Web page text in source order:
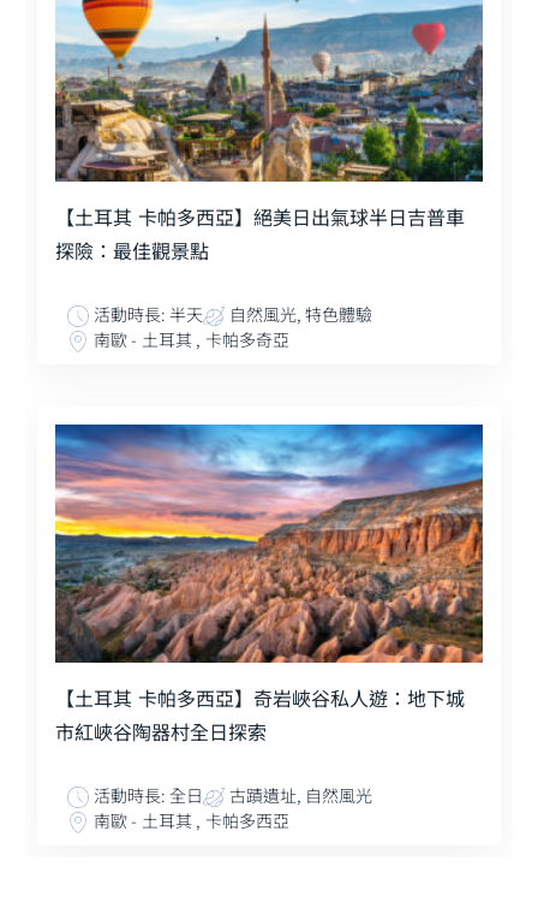
【土耳其 卡帕多西亞】絕美日出氣球半日吉普車
探險：最佳觀景點
活動時長: 半天
自然風光, 特色體驗
南歐 - 土耳其 , 卡帕多奇亞
【土耳其 卡帕多西亞】奇岩峽谷私人遊：地下城
市紅峽谷陶器村全日探索
活動時長: 全日
古蹟遺址, 自然風光
南歐 - 土耳其 , 卡帕多西亞